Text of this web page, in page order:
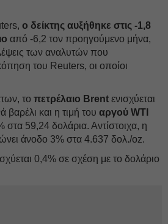
ο δείκτης αυξήθηκε στις -1,8
από -6,2 τον προηγούμενο μήνα,
των αναλυτών που
του Reuters, οι οποίοι
το πετρέλαιο Brent ενισχύεται
και η τιμή του αργού WTI
στα 59,24 δολάρια. Αντίστοιχα, η
άνοδο 3% στα 4.637 δολ./oz.
0,4% σε σχέση με το δολάριο